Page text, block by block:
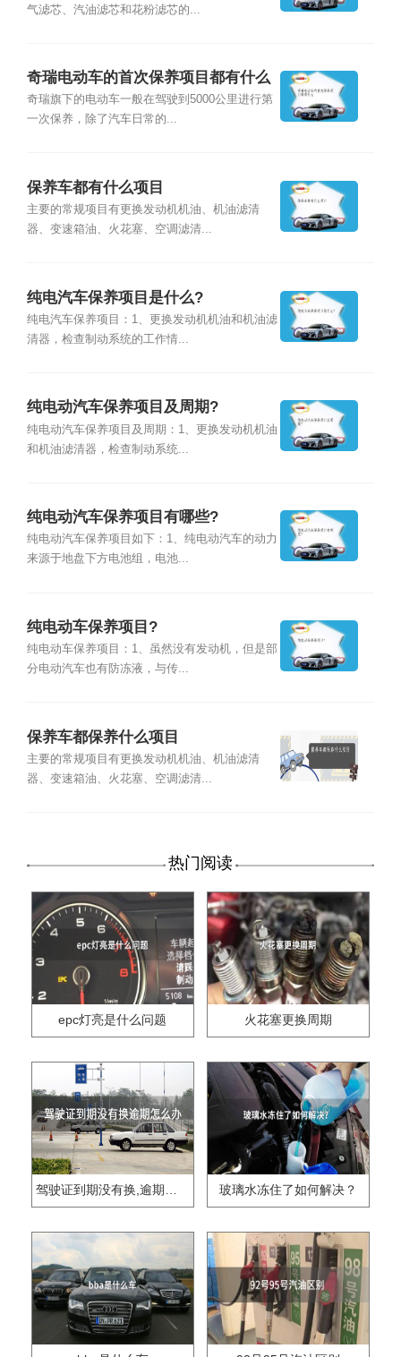
气滤芯、汽油滤芯和花粉滤芯的...
奇瑞电动车的首次保养项目都有什么
奇瑞旗下的电动车一般在驾驶到5000公里进行第
一次保养，除了汽车日常的...
保养车都有什么项目
主要的常规项目有更换发动机机油、机油滤清
器、变速箱油、火花塞、空调滤清...
纯电汽车保养项目是什么?
纯电汽车保养项目：1、更换发动机机油和机油滤
清器，检查制动系统的工作情...
纯电动汽车保养项目及周期?
纯电动汽车保养项目及周期：1、更换发动机机油
和机油滤清器，检查制动系统...
纯电动汽车保养项目有哪些?
纯电动汽车保养项目如下：1、纯电动汽车的动力
来源于地盘下方电池组，电池...
纯电动车保养项目?
纯电动车保养项目：1、虽然没有发动机，但是部
分电动汽车也有防冻液，与传...
保养车都保养什么项目
主要的常规项目有更换发动机机油、机油滤清
器、变速箱油、火花塞、空调滤清...
热门阅读
epc灯亮是什么问题 火花塞更换周期
驾驶证到期没有换,逾期怎么办?? 玻璃水冻住了如何解决？